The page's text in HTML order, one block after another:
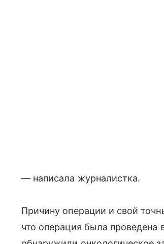
— написала журналистка.
Причину операции и свой
что операция была проведена